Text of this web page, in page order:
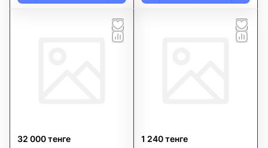
32 000 тенге
1 240 тенге